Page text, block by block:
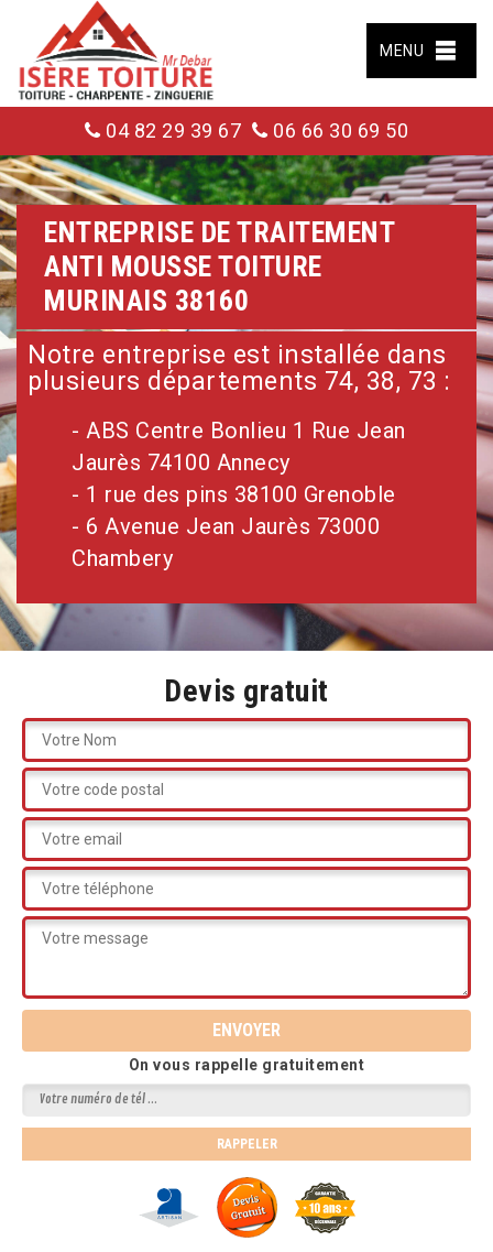
MENU
04 82 29 39 67 06 66 30 69 50
ENTREPRISE DE TRAITEMENT
ANTI MOUSSE TOITURE
MURINAIS 38160
Notre entreprise est installée dans
plusieurs départements 74, 38, 73 :
- ABS Centre Bonlieu 1 Rue Jean
Jaurès 74100 Annecy
- 1 rue des pins 38100 Grenoble
- 6 Avenue Jean Jaurès 73000
Chambery
Devis gratuit
On vous rappelle gratuitement